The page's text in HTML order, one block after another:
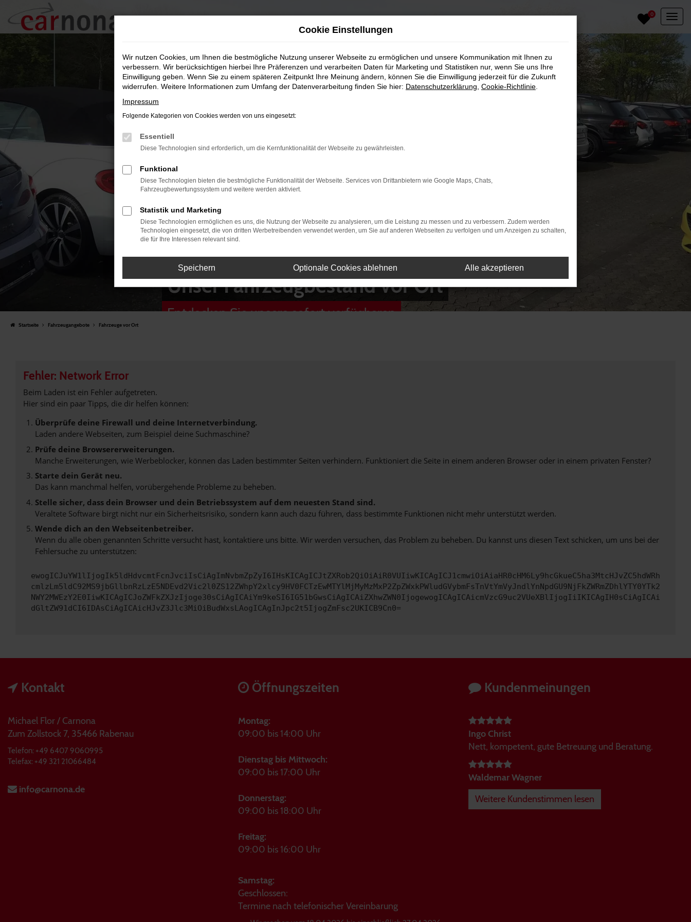
Zum
Hauptinhalt
springen
0
Unser Fahrzeugbestand vor Ort
Entdecken Sie unsere sofort verfügbaren
Startseite Fahrzeugangebote Fahrzeuge vor Ort
Fehler: Network Error
Beim Laden ist ein Fehler aufgetreten.
Hier sind ein paar Tipps, die dir helfen können:
Überprüfe deine Firewall und deine Internetverbindung.
Laden andere Webseiten, zum Beispiel deine Suchmaschine?
Prüfe deine Browsererweiterungen.
Manche Erweiterungen, wie Werbeblocker, können das Laden bestimmter Seiten verhindern. Funktioniert die Seite in einem anderen Browser oder in einem privaten Fenster?
Starte dein Gerät neu.
Das kann manchmal helfen, vorübergehende Probleme zu beheben.
Stelle sicher, dass dein Browser und dein Betriebssystem auf dem neuesten Stand sind.
Veraltete Software birgt nicht nur ein Sicherheitsrisiko, sondern kann auch dazu führen, dass bestimmte Funktionen nicht mehr unterstützt werden.
Wende dich an den Webseitenbetreiber.
Wenn du alle oben genannten Schritte versucht hast, kontaktiere uns bitte. Wir werden versuchen, das Problem zu beheben. Du kannst uns diesen Text schicken, um uns bei der
Fehlersuche zu unterstützen:
ewogICJuYW1lIjogIk5ldHdvcmtFcnJvciIsCiAgImNvbmZpZyI6IHsKICAgICJtZXRob2QiOiAiR0VUIiwKICAgICJ1cmwiOiAiaHR0cHM6Ly9hcGkueC5ha3MtcHJvZC5hdWRh
cmlzLm5ldC92MS9jbGllbnRzLzE5NDEvd2Vic2l0ZS12ZWhpY2xlcy9HV0FCTzEwMTYlMjMyMzMxP2ZpZWxkPWludGVybmFsTnVtYmVyJndlYnNpdGU9NjFkZWRmZDhlYTY0YTk2
NWY2MWEzY2E0IiwKICAgICJoZWFkZXJzIjoge30sCiAgICAiYm9keSI6IG51bGwsCiAgICAiZXhwZWN0IjogewogICAgICAicmVzcG9uc2VUeXBlIjogIiIKICAgIH0sCiAgICAi
dGltZW91dCI6IDAsCiAgICAicHJvZ3Jlc3MiOiBudWxsLAogICAgInJpc2t5IjogZmFsc2UKICB9Cn0=
Kontakt
Michael Flor / Carnona
Zum Zollstock 7, 35466 Rabenau
Telefon: +49 6407 9060995
Telefax: +49 321 21066484
info@carnona.de
Öffnungszeiten
Montag:
09:00 bis 14:00 Uhr
Dienstag bis Mittwoch:
09:00 bis 17:00 Uhr
Donnerstag:
09:00 bis 18:00 Uhr
Freitag:
09:00 bis 16:00 Uhr
Samstag:
Geschlossen:
Termine nach telefonischer Vereinbarung
Kundenmeinungen
Ingo Christ
Nett, kompetent, gute Betreuung und Beratung.
Waldemar Wagner
Weitere Kundenstimmen lesen
Cookie Einstellungen
Wir nutzen Cookies, um Ihnen die bestmögliche Nutzung unserer Webseite zu ermöglichen und unsere Kommunikation mit Ihnen zu
verbessern. Wir berücksichtigen hierbei Ihre Präferenzen und verarbeiten Daten für Marketing und Statistiken nur, wenn Sie uns Ihre
Einwilligung geben. Wenn Sie zu einem späteren Zeitpunkt Ihre Meinung ändern, können Sie die Einwilligung jederzeit für die Zukunft
widerrufen. Weitere Informationen zum Umfang der Datenverarbeitung finden Sie hier: Datenschutzerklärung Cookie-Richtlinie
Impressum
Folgende Kategorien von Cookies werden von uns eingesetzt:
Essentiell
Diese Technologien sind erforderlich, um die Kernfunktionalität der Webseite zu gewährleisten.
Funktional
Diese Technologien bieten die bestmögliche Funktionalität der Webseite. Services von Drittanbietern wie Google Maps, Chats,
Fahrzeugbewertungssystem und weitere werden aktiviert.
Statistik und Marketing
Diese Technologien ermöglichen es uns, die Nutzung der Webseite zu analysieren, um die Leistung zu messen und zu verbessern. Zudem werden
Technologien eingesetzt, die von dritten Werbetreibenden verwendet werden, um Sie auf anderen Webseiten zu verfolgen und um Anzeigen zu schalten,
die für Ihre Interessen relevant sind.
Speichern Optionale Cookies ablehnen Alle akzeptieren